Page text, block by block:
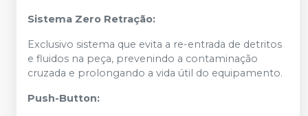
Sistema Zero Retração:
Exclusivo sistema que evita a re-entrada de detritos
e fluidos na peça, prevenindo a contaminação
cruzada e prolongando a vida útil do equipamento.
Push-Button: